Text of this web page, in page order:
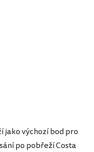
jako výchozí bod pro
po pobřeží Costa